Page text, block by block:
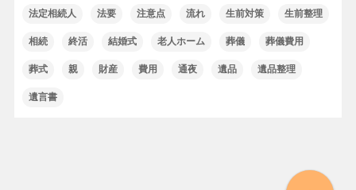
法定相続人 法要 注意点 流れ 生前対策 生前整理
相続 終活 結婚式 老人ホーム 葬儀 葬儀費用
葬式 親 財産 費用 通夜 遺品 遺品整理
遺言書